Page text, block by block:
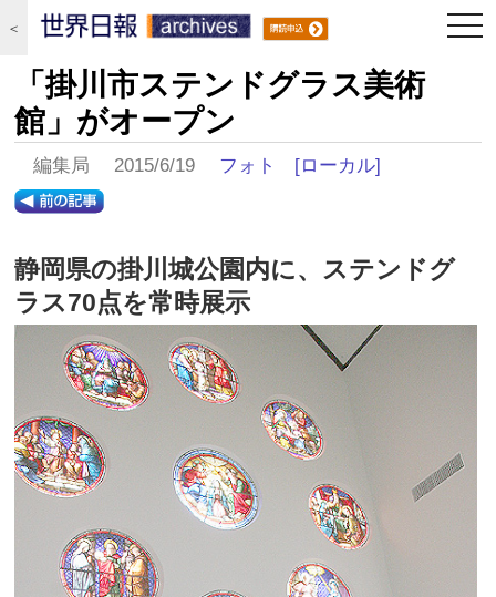
＜
「掛川市ステンドグラス美術
館」がオープン
編集局 2015/6/19 フォト [ローカル]
静岡県の掛川城公園内に、ステンドグ
ラス70点を常時展示